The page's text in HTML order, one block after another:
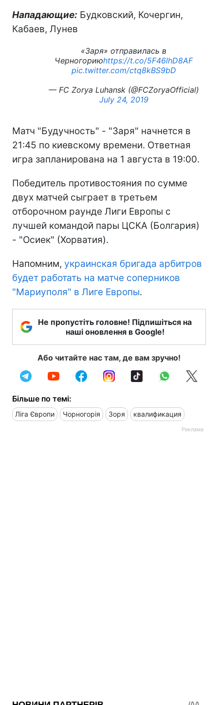
Нападающие: Будковский, Кочергин,
Кабаев, Лунев
«Заря» отправилась в
Черногориюhttps://t.co/5F46lhD8AF
pic.twitter.com/ctq8kBS9bD
— FC Zorya Luhansk (@FCZoryaOfficial)
July 24, 2019
Матч "Будучность" - "Заря" начнется в
21:45 по киевскому времени. Ответная
игра запланирована на 1 августа в 19:00.
Победитель противостояния по сумме
двух матчей сыграет в третьем
отборочном раунде Лиги Европы с
лучшей командой пары ЦСКА (Болгария)
- "Осиек" (Хорватия).
Напомним, украинская бригада арбитров
будет работать на матче соперников
"Мариуполя" в Лиге Европы.
Не пропустіть головне! Підпишіться на
наші оновлення в Google!
Або читайте нас там, де вам зручно!
Більше по темі:
Ліга Європи Чорногорія Зоря квалификация